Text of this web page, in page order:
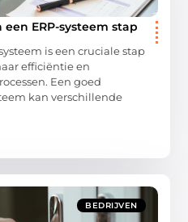
ERP-systeem stap
is een cruciale stap
efficiëntie en
Een goed
kan verschillende
BEDRIJVEN